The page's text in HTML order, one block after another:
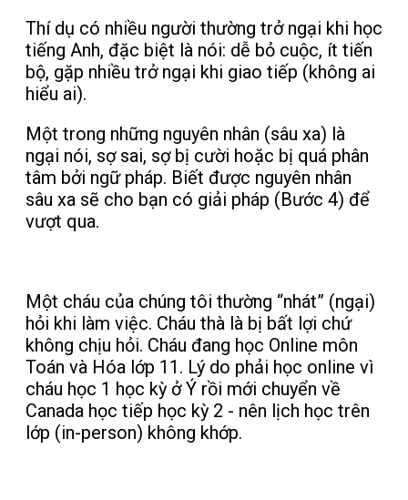
Thí dụ có nhiều người thường trở ngại khi học
tiếng Anh, đặc biệt là nói: dễ bỏ cuộc, ít tiến
bộ, gặp nhiều trở ngại khi giao tiếp (không ai
hiểu ai).
Một trong những nguyên nhân (sâu xa) là
ngại nói, sợ sai, sợ bị cười hoặc bị quá phân
tâm bởi ngữ pháp. Biết được nguyên nhân
sâu xa sẽ cho bạn có giải pháp (Bước 4) để
vượt qua.
Một cháu của chúng tôi thường “nhát” (ngại)
hỏi khi làm việc. Cháu thà là bị bất lợi chứ
không chịu hỏi. Cháu đang học Online môn
Toán và Hóa lớp 11. Lý do phải học online vì
cháu học 1 học kỳ ở Ý rồi mới chuyển về
Canada học tiếp học kỳ 2 - nên lịch học trên
lớp (in-person) không khớp.